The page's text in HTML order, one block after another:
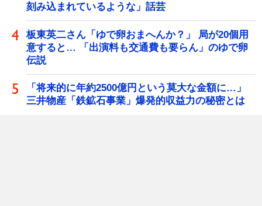
刻み込まれているような」話芸
板東英二さん「ゆで卵おまへんか？」 局が20個用
意すると… 「出演料も交通費も要らん」のゆで卵
伝説
「将来的に年約2500億円という莫大な金額に…」
三井物産「鉄鉱石事業」爆発的収益力の秘密とは